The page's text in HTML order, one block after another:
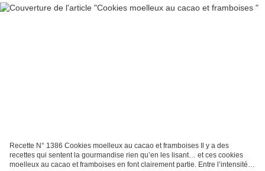
Recette N° 1386 Cookies moelleux au cacao et framboises Il y a des
recettes qui sentent la gourmandise rien qu’en les lisant… et ces cookies
moelleux au cacao et framboises en font clairement partie. Entre l’intensité